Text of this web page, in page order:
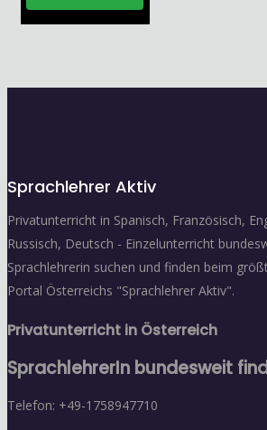
Sprachlehrer Aktiv
Privatunterricht in Spanisch, Französisch,
Russisch, Deutsch - Einzelunterricht
Sprachlehrerin suchen und finden beim
Portal Österreichs "Sprachlehrer Aktiv".
Privatunterricht in Österreich
SprachlehrerIn bundesweit
Telefon: +49-1758947710